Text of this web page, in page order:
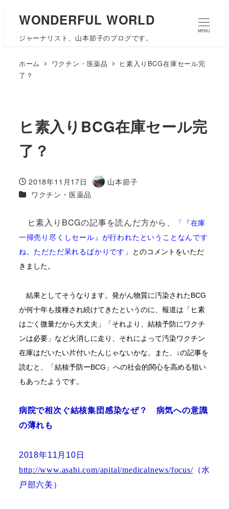
WONDERFUL WORLD
ジャーナリスト、山本節子のブログです。
MENU
ホーム ワクチン・医薬品
ヒ素入りBCG在庫セール完
了？
ヒ素入りBCG在庫セール完
了？
投稿日
2018年11月17日
著
山本節子
カテゴリー
ワクチン・医薬品
ヒ素入りBCGの記事を読んだ方から、 「『在庫
一掃売り尽くしセール』が行われたということなんです
ね。ただただ呆れるばかりです」
とのコメントをいただ
きました。
結果としてそうなります。発がん物質に汚染されたBCG
が何十年も接種され続けてきたというのに、報道は「ヒ素
はごく微量だから大丈夫」「それより、結核予防にワクチ
ンは必要」など火消しに走り、それによって汚染ワクチン
在庫はだいたい片付いたんじゃないかな。また、↓の記事を
読むと、
「結核予防ーBCG」への社会的関心を高める狙い
もあったようです。
病院で相次ぐ結核集団感染なぜ？ 病気への意識
の薄れも
2018年11 月 10 日
http://www.asahi.com/apital/medicalnews/focus/（水
戸部六美）